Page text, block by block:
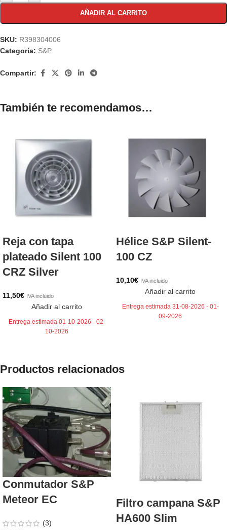
AÑADIR AL CARRITO
SKU: R398304006
Categoría: S&P
Compartir:
También te recomendamos…
Reja con tapa
plateado Silent 100
CRZ Silver
11,50€ IVA incluido
Añadir al carrito
Entrega estimada 01-10-2026 - 02-
10-2026
Hélice S&P Silent-
100 CZ
10,10€ IVA incluido
Añadir al carrito
Entrega estimada 31-08-2026 - 01-
09-2026
Productos relacionados
Conmutador S&P
Meteor EC
(3)
Filtro campana S&P
HA600 Slim